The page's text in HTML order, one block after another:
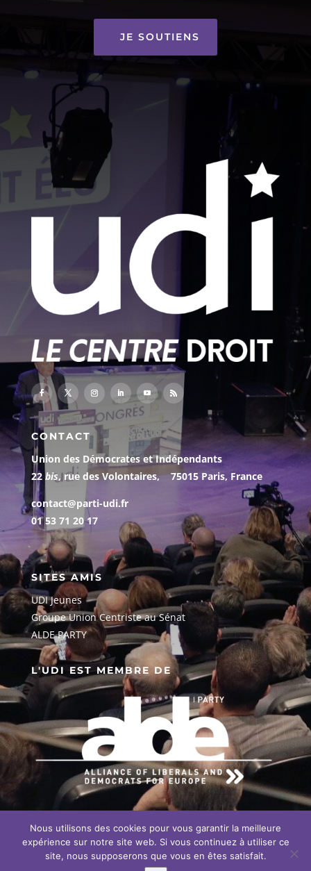
JE SOUTIENS
CONTACT
Union des Démocrates et Indépendants
22 bis, rue des Volontaires, 75015 Paris, France
contact@parti-udi.fr
01 53 71 20 17
SITES AMIS
UDI Jeunes
Groupe Union Centriste au Sénat
ALDE PARTY
L'UDI EST MEMBRE DE
EN SAVOIR PLUS SUR NOTRE
ENGAGEMENT EUROPÉEN
Nous utilisons des cookies pour vous garantir la meilleure
expérience sur notre site web. Si vous continuez à utiliser ce
site, nous supposerons que vous en êtes satisfait.